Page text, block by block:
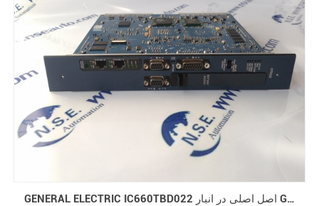
GENERAL ELECTRIC IC660TBD022 اصل اصلی در انبار GE IC660TBD022